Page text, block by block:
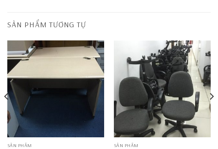
SẢN PHẨM TƯƠNG TỰ
SẢN PHẨM SẢN PHẨM